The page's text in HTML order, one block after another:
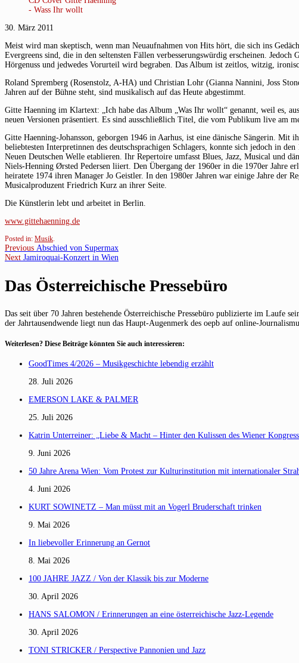
- Wass Ihr wollt
30. März 2011
Meist wird man skeptisch, wenn man Neuaufnahmen von Hits hört, die sich ins
Evergreens sind, die in den seltensten Fällen verbesserungswürdig erscheinen.
Hörgenuss und jedwedes Vorurteil wird begraben. Das Album ist zeitlos, witzig,
Roland Spremberg (Rosenstolz, A-HA) und Christian Lohr (Gianna Nannini, Joss
Jahren auf der Bühne steht, sind musikalisch auf das Heute abgestimmt.
Gitte Haenning im Klartext: „Ich habe das Album „Was Ihr wollt“ genannt, weil es,
neuen Versionen präsentiert. Es sind ausschließlich Titel, die vom Publikum live am
Gitte Haenning-Johansson, geborgen 1946 in Aarhus, ist eine dänische Sängerin.
beliebtesten Interpretinnen des deutschsprachigen Schlagers, konnte sich jedoch in
Neuen Deutschen Welle etablieren. Ihr Repertoire umfasst Blues, Jazz, Musical und
Niels-Henning Ørsted Pedersen liiert. Den Übergang der 1960er in die 1970er Jahre
heiratete 1974 ihren Manager Jo Geistler. In den 1980er Jahren war einige Jahre der
Musicalproduzent Friedrich Kurz an ihrer Seite.
Die Künstlerin lebt und arbeitet in Berlin.
www.gittehaenning.de
Posted in: Musik
Beitragsnavigation
Previous Previous
post:
Abschied von Supermax
Next Next
Jamiroquai-Konzert in Wien
Das Österreichische Pressebüro
Das seit über 70 Jahren bestehende Österreichische Pressebüro publizierte im Laufe
der Jahrtausendwende liegt nun das Haupt-Augenmerk des oepb auf online-
Weiterlesen? Diese Beiträge könnten Sie auch interessieren:
GoodTimes 4/2026 – Musikgeschichte lebendig erzählt
28. Juli 2026
EMERSON LAKE & PALMER
25. Juli 2026
Katrin Unterreiner: „Liebe & Macht – Hinter den Kulissen des Wiener
9. Juni 2026
50 Jahre Arena Wien: Vom Protest zur Kulturinstitution mit internationaler
4. Juni 2026
KURT SOWINETZ – Man müsst mit an Vogerl Bruderschaft trinken
9. Mai 2026
In liebevoller Erinnerung an Gernot
8. Mai 2026
100 JAHRE JAZZ / Von der Klassik bis zur Moderne
30. April 2026
HANS SALOMON / Erinnerungen an eine österreichische Jazz-Legende
30. April 2026
TONI STRICKER / Perspective Pannonien und Jazz